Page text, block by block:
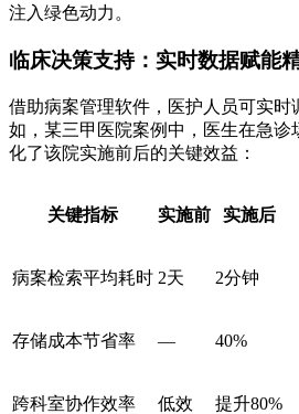
注入绿色动力。
临床决策支持：实时数据赋能
借助病案管理软件，医护人员可实
如，某三甲医院案例中，医生在急
化了该院实施前后的关键效益：
关键指标 实施前 实施后
病案检索平均耗时 2天 2分钟
存储成本节省率 — 40%
跨科室协作效率 低效 提升80%